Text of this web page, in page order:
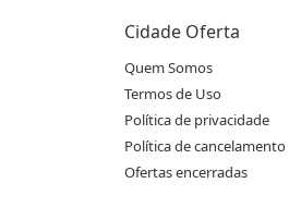
Cidade Oferta
Quem Somos
Termos de Uso
Política de privacidade
Política de cancelamento
Ofertas encerradas